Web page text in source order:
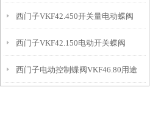
西门子VKF42.450开关量电动蝶阀
西门子VKF42.150电动开关蝶阀
西门子电动控制蝶阀VKF46.80用途